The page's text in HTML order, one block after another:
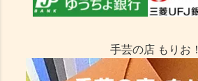
手芸の店 もりお！